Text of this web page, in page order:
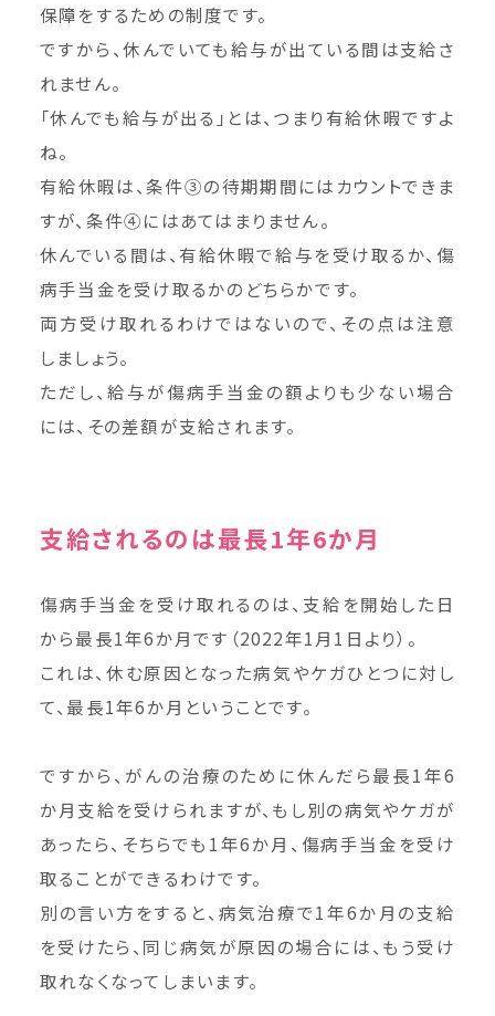
保障をするための制度です。
ですから、休んでいても給与が出ている間は支給さ
れません。
「休んでも給与が出る」とは、つまり有給休暇ですよ
ね。
有給休暇は、条件③の待期期間にはカウントできま
すが、条件④にはあてはまりません。
休んでいる間は、有給休暇で給与を受け取るか、傷
病手当金を受け取るかのどちらかです。
両方受け取れるわけではないので、その点は注意
しましょう。
ただし、給与が傷病手当金の額よりも少ない場合
には、その差額が支給されます。
支給されるのは最長1年6か月
傷病手当金を受け取れるのは、支給を開始した日
から最長1年6か月です（2022年1月1日より）。
これは、休む原因となった病気やケガひとつに対し
て、最長1年6か月ということです。
ですから、がんの治療のために休んだら最長1年6
か月支給を受けられますが、もし別の病気やケガが
あったら、そちらでも1年6か月、傷病手当金を受け
取ることができるわけです。
別の言い方をすると、病気治療で1年6か月の支給
を受けたら、同じ病気が原因の場合には、もう受け
取れなくなってしまいます。